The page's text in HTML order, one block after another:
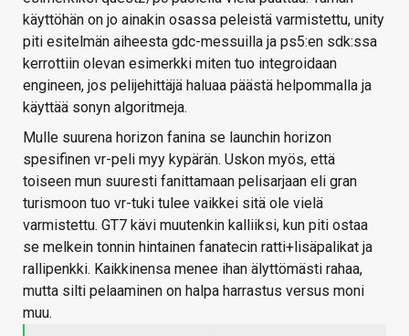
käyttöhän on jo ainakin osassa peleistä varmistettu, unity
piti esitelmän aiheesta gdc-messuilla ja ps5:en sdk:ssa
kerrottiin olevan esimerkki miten tuo integroidaan
engineen, jos pelijehittäjä haluaa päästä helpommalla ja
käyttää sonyn algoritmeja.
Mulle suurena horizon fanina se launchin horizon
spesifinen vr-peli myy kypärän. Uskon myös, että
toiseen mun suuresti fanittamaan pelisarjaan eli gran
turismoon tuo vr-tuki tulee vaikkei sitä ole vielä
varmistettu. GT7 kävi muutenkin kalliiksi, kun piti ostaa
se melkein tonnin hintainen fanatecin ratti+lisäpalikat ja
rallipenkki. Kaikkinensa menee ihan älyttömästi rahaa,
mutta silti pelaaminen on halpa harrastus versus moni
muu.